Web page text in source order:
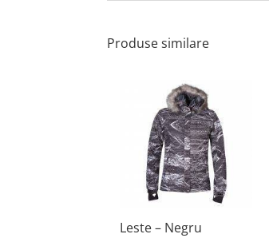
Produse similare
Leste – Negru